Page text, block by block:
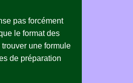
pas forcément
le format des
une formule
de préparation